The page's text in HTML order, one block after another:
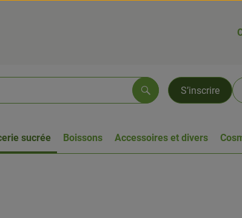
S’inscrire
Rechercher
sucrée Boissons Accessoires et divers